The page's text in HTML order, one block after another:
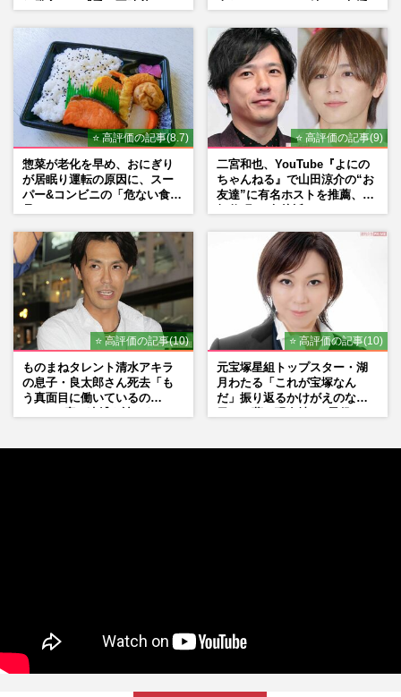
⭐ 高評価の記事(8.7)
惣菜が老化を早め、おにぎり
が居眠り運転の原因に、スー
パー&コンビニの「危ない食
⭐ 高評価の記事(9)
二宮和也、YouTube『よにの
ちゃんねる』で山田涼介の“お
友達”に有名ホストを推薦、歌
⭐ 高評価の記事(10)
ものまねタレント清水アキラ
の息子・良太郎さん死去「も
う真面目に働いているの
⭐ 高評価の記事(10)
元宝塚星組トップスター・湖
月わたる「これが宝塚なん
だ」振り返るかけがえのない